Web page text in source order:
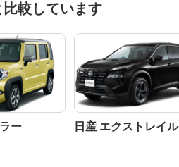
較しています
ー 日産 エクストレイル